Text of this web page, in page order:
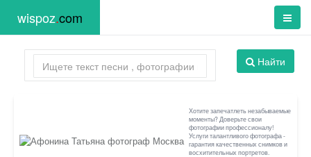
wispoz.com
Найти
Хотите запечатлеть незабываемые
моменты? Доверьте свои
фотографии профессионалу!
Услуги талантливого фотографа -
гарантия качественных снимков и
восхитительных портретов.